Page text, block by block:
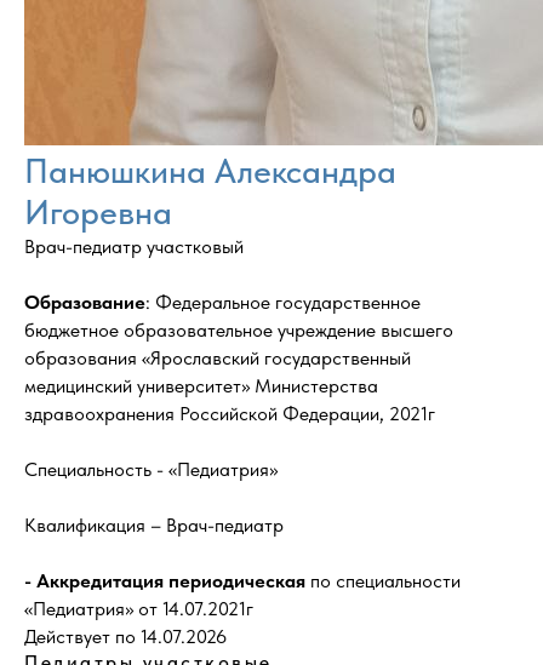
Панюшкина Александра
Игоревна
Врач-педиатр участковый
Образование: Федеральное государственное
бюджетное образовательное учреждение высшего
образования «Ярославский государственный
медицинский университет» Министерства
здравоохранения Российской Федерации, 2021г
Специальность - «Педиатрия»
Квалификация – Врач-педиатр
- Аккредитация периодическая по специальности
«Педиатрия» от 14.07.2021г
Действует по 14.07.2026